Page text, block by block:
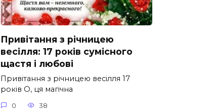
Привітання з річницею
весілля: 17 років сумісного
щастя і любові
Привітання з річницею весілля 17
років О, ця магічна
0 38